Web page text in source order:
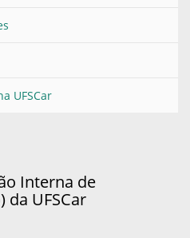
UFSCar
Interna de
da UFSCar